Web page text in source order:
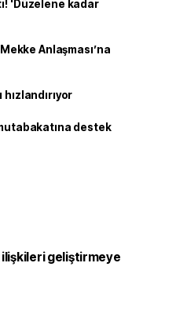
'Düzelene kadar
Anlaşması’na
destek
geliştirmeye